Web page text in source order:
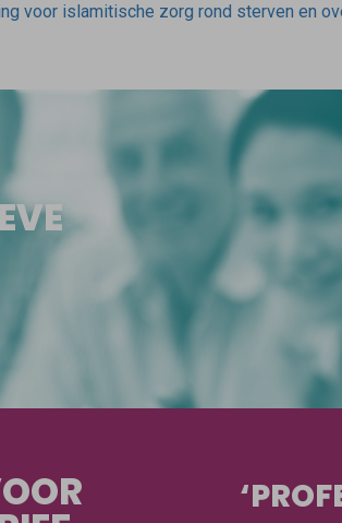
voor islamitische zorg rond sterven en